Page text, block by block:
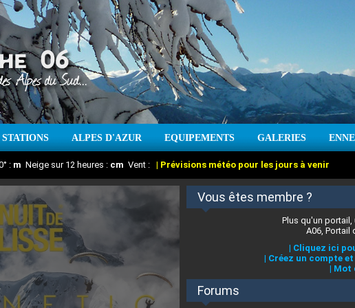
STATIONS ALPES D'AZUR EQUIPEMENTS GALERIES
: T° Min : Prévisions météo pour les jours à venir
: m Neige sur 12 heures : cm Vent : | Prévisions météo pour les jours à venir
en direct l'actualité des stations des Alpes-Maritimes
Vous êtes membre ?
Plus qu'un portail,
A06, Portail
| Cliquez ici
| Créez un compte
| Mot
Forums